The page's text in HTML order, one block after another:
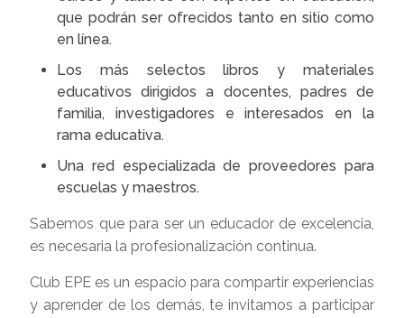
que podrán ser ofrecidos tanto en sitio como
en línea.
Los más selectos libros y materiales
educativos dirigidos a docentes, padres de
familia, investigadores e interesados en la
rama educativa.
Una red especializada de proveedores para
escuelas y maestros.
Sabemos que para ser un educador de excelencia,
es necesaria la profesionalización continua.
Club EPE es un espacio para compartir experiencias
y aprender de los demás, te invitamos a participar